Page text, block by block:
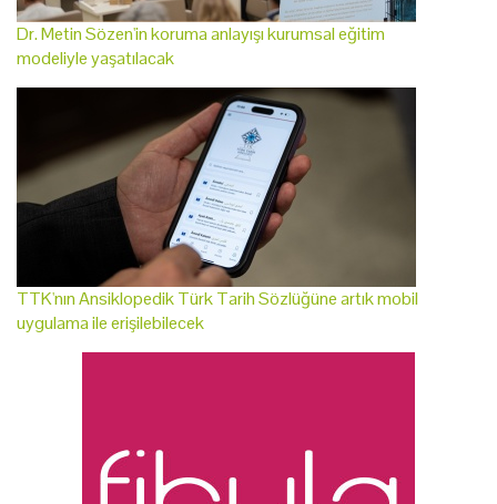
Dr. Metin Sözen'in koruma anlayışı kurumsal eğitim
modeliyle yaşatılacak
TTK'nın Ansiklopedik Türk Tarih Sözlüğüne artık mobil
uygulama ile erişilebilecek